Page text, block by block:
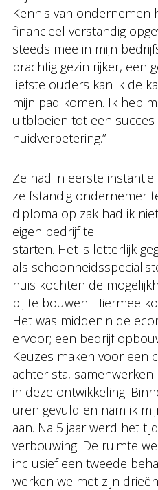
Kennis van ondernemen
financiëel verstandig
steeds mee in mijn
prachtig gezin rijker, een
liefste ouders kan ik de
mijn pad komen. Ik heb
uitbloeien tot een
huidverbetering.”
Ze had in eerste
zelfstandig ondernemer
diploma op zak had ik
eigen bedrijf te
starten. Het is letterlijk
als
huis kochten de
bij te bouwen. Hiermee
Het was middenin de
ervoor; een bedrijf
Keuzes maken voor een
achter sta,
in deze ontwikkeling.
uren gevuld en nam ik
aan. Na 5 jaar werd het
verbouwing. De ruimte
inclusief een tweede
werken we met zijn